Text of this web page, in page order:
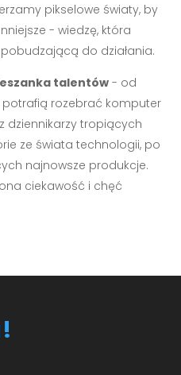
pikselowe światy, by
- wiedzę, która
do działania.
talentów - od
potrafią rozebrać komputer
dziennikarzy tropiących
ze świata technologii, po
najnowsze produkcje.
ciekawość i chęć